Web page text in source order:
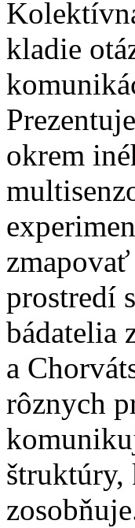
kladie
okrem
prostredí
bádatelia
a
rôznych
štruktúry,